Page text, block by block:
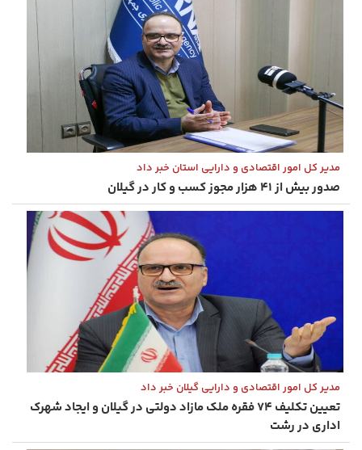
مدیر کل امور اقتصادی و دارایی استان خبر داد
صدور بیش از ۴۱ هزار مجوز کسب و کار در گیلان
مدیر کل امور اقتصادی و دارایی گیلان خبر داد
تعیین تکلیف ۷۴ فقره ملک مازاد دولتی در گیلان و ایجاد شهرک
اداری در رشت